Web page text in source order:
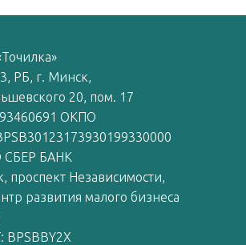
РБ, г. Минск,
20, пом. 17
ОКПО
СБЕР БАНК
проспект Независимости,
развития малого бизнеса
BPSBBY2X